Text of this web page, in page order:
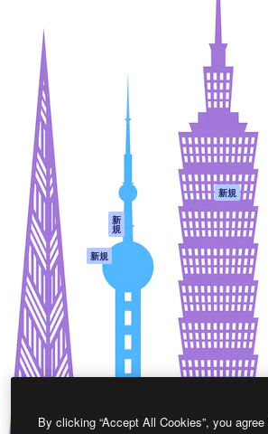
Spaces
AI アシスタント
AI 画像生成ツール
AI 動画生成ツール
AI 音声合成ツール
ストックコンテン
Claude/ChatGPT
向けMCP
新
規
エージェント 新規
API
モバイルアプリ
すべてのMagnificツ
ール
Academy
ドキュメント
サポート
利用規約
プライバシーポリ
オリジナル 新規
クッキーポリシー
トラストセンター
アフィリエイト
法人向け
By clicking “Accept All Cookies”, you